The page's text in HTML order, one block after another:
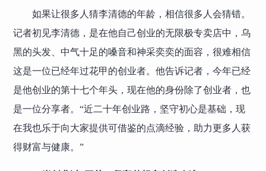
如果让很多人猜李清德的年龄，相信很多人会猜错。
记者初见李清德，是在他自己创业的无限极专卖店中，乌
黑的头发、中气十足的嗓音和神采奕奕的面容，很难相信
这是一位已经年过花甲的创业者。他告诉记者，今年已经
是他创业的第十七个年头，现在他的身份除了创业者，也
是一位分享者。“近二十年创业路，坚守初心是基础，现
在我也乐于向大家提供可借鉴的点滴经验，助力更多人获
得财富与健康。”